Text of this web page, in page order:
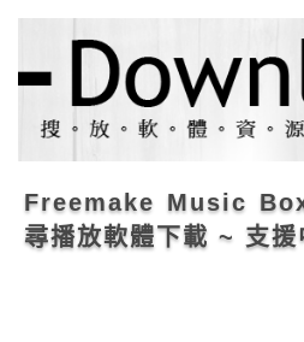
Freemake Music
尋播放軟體下載 ~ 支援